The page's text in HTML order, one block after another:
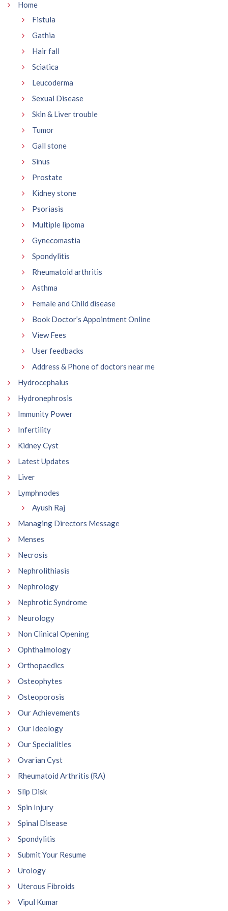
Home
Fistula
Gathia
Hair fall
Sciatica
Leucoderma
Sexual Disease
Skin & Liver trouble
Tumor
Gall stone
Sinus
Prostate
Kidney stone
Psoriasis
Multiple lipoma
Gynecomastia
Spondylitis
Rheumatoid arthritis
Asthma
Female and Child disease
Book Doctor’s Appointment Online
View Fees
User feedbacks
Address & Phone of doctors near me
Hydrocephalus
Hydronephrosis
Immunity Power
Infertility
Kidney Cyst
Latest Updates
Liver
Lymphnodes
Ayush Raj
Managing Directors Message
Menses
Necrosis
Nephrolithiasis
Nephrology
Nephrotic Syndrome
Neurology
Non Clinical Opening
Ophthalmology
Orthopaedics
Osteophytes
Osteoporosis
Our Achievements
Our Ideology
Our Specialities
Ovarian Cyst
Rheumatoid Arthritis (RA)
Slip Disk
Spin Injury
Spinal Disease
Spondylitis
Submit Your Resume
Urology
Uterous Fibroids
Vipul Kumar